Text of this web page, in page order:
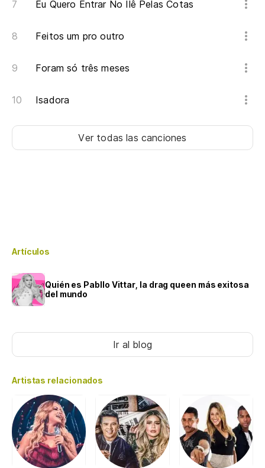
Eu Quero Entrar No Ilê Pelas Cotas
Feitos um pro outro
Foram só três meses
Isadora
Ver todas las canciones
Artículos
Quién es Pabllo Vittar, la drag queen más exitosa
del mundo
Ir al blog
Artistas relacionados